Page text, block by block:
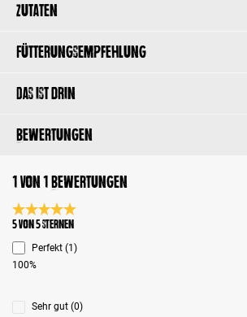
Zutaten
Fütterungsempfehlung
Das ist drin
Bewertungen
1 von 1 Bewertungen
Durchschnittliche Bewertung 5 von 5 Sternen
5 von 5 Sternen
Perfekt (1)
100%
Sehr gut (0)